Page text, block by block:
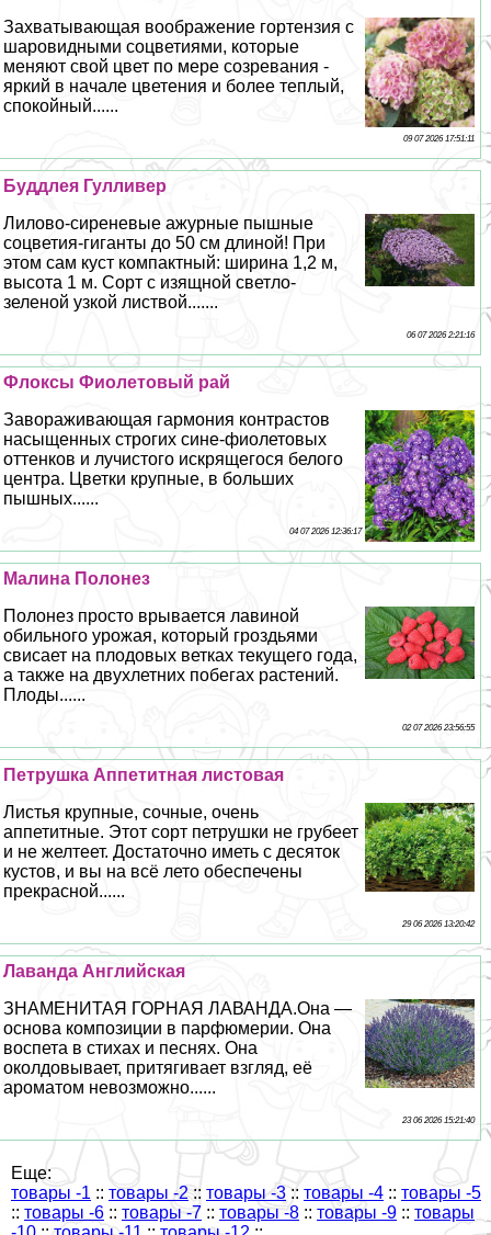
Захватывающая воображение гортензия с
шаровидными соцветиями, которые
меняют свой цвет по мере созревания -
яркий в начале цветения и более теплый,
спокойный......
09 07 2026 17:51:11
Буддлея Гулливер
Лилово-сиреневые ажурные пышные
соцветия-гиганты до 50 см длиной! При
этом сам куст компактный: ширина 1,2 м,
высота 1 м. Сорт с изящной светло-
зеленой узкой листвой.......
06 07 2026 2:21:16
Флоксы Фиолетовый рай
Завораживающая гармония контрастов
насыщенных строгих сине-фиолетовых
оттенков и лучистого искрящегося белого
центра. Цветки крупные, в больших
пышных......
04 07 2026 12:36:17
Малина Полонез
Полонез просто врывается лавиной
обильного урожая, который гроздьями
свисает на плодовых ветках текущего года,
а также на двухлетних побегах растений.
Плоды......
02 07 2026 23:56:55
Петрушка Аппетитная листовая
Листья крупные, сочные, очень
аппетитные. Этот сорт петрушки не грубеет
и не желтеет. Достаточно иметь с десяток
кустов, и вы на всё лето обеспечены
прекрасной......
29 06 2026 13:20:42
Лаванда Английская
ЗНАМЕНИТАЯ ГОРНАЯ ЛАВАНДА.Она —
основа композиции в парфюмерии. Она
воспета в стихах и песнях. Она
околдовывает, притягивает взгляд, её
ароматом невозможно......
23 06 2026 15:21:40
Еще:
товары -1 :: товары -2 :: товары -3 :: товары -4 :: товары -5
:: товары -6 :: товары -7 :: товары -8 :: товары -9 :: товары